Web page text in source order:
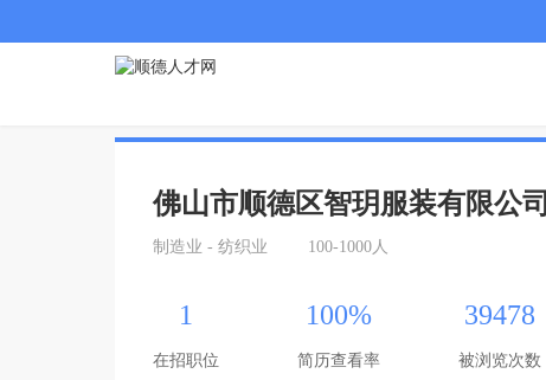
佛山市顺德区智玥服装有限公司
制造业 - 纺织业 100-1000人
1
在招职位
100%
简历查看率
39478
被浏览次数